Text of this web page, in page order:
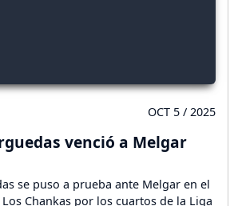
OCT 5 / 2025
venció a Melgar
se puso a prueba ante Melgar en el
Chankas por los cuartos de la Liga